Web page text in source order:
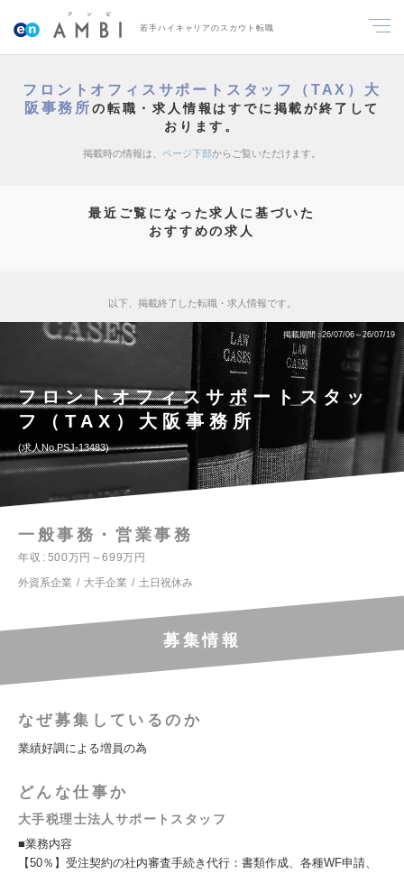
若手ハイキャリアのスカウト転職
フロントオフィスサポートスタッフ（TAX）大
阪事務所の転職・求人情報はすでに掲載が終了して
おります。
掲載時の情報は、 ページ下部からご覧いただけます。
最近ご覧になった求人に基づいた
おすすめの求人
以下、掲載終了した転職・求人情報です。
掲載期間 26/07/06～26/07/19
フロントオフィスサポートスタッ
フ（TAX）大阪事務所
求人No.PSJ-13483
一般事務・営業事務
年収
500万円～699万円
外資系企業
大手企業 土日祝休み
募集情報
なぜ募集しているのか
業績好調による増員の為
どんな仕事か
大手税理士法人サポートスタッフ
■業務内容
【50％】受注契約の社内審査手続き代行：書類作成、各種WF申請、